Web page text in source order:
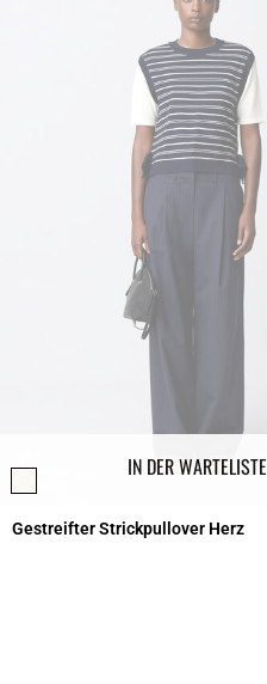
IN DER WARTELISTE
Gestreifter Strickpullover Herz